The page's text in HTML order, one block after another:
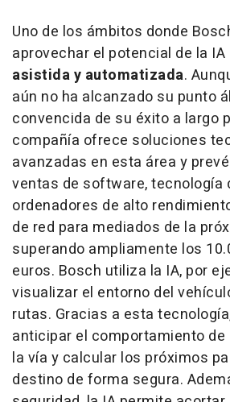
Uno de los ámbitos donde
aprovechar el potencial de la IA
asistida y automatizada.
aún no ha alcanzado su punto
convencida de su éxito a largo
compañía ofrece soluciones
avanzadas en esta área y
ventas de software, tecnología
ordenadores de alto
de red para mediados de la
superando ampliamente los
euros. Bosch utiliza la IA, por
visualizar el entorno del
rutas. Gracias a esta
anticipar el comportamiento
la vía y calcular los próximos
destino de forma segura.